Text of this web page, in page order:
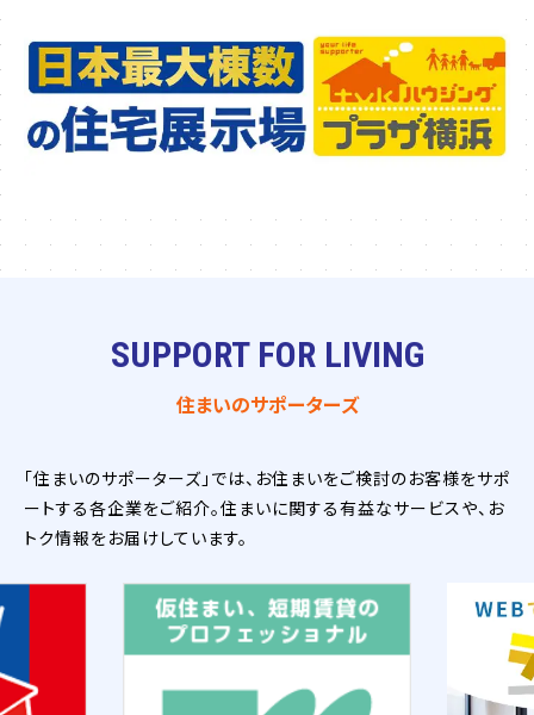
SUPPORT FOR LIVING
住まいのサポーターズ
「住まいのサポーターズ」では、お住まいをご検討のお客様をサポ
ートする各企業をご紹介。住まいに関する有益なサービスや、お
トク情報をお届けしています。